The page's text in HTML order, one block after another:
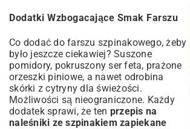
Dodatki Wzbogacające Smak Farszu
Co dodać do farszu szpinakowego, żeby
było jeszcze ciekawiej? Suszone
pomidory, pokruszony ser feta, prażone
orzeszki piniowe, a nawet odrobina
skórki z cytryny dla świeżości.
Możliwości są nieograniczone. Każdy
dodatek sprawi, że ten przepis na
naleśniki ze szpinakiem zapiekane